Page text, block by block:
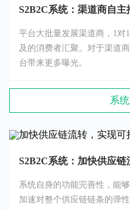
S2B2C系统：渠道商自
平台大批量发展渠道商，1对
及的消费者汇聚。对于渠道
台带来更多曝光。
系
S2B2C系统：加快供应
系统自身的功能完善性，能
加速对整个供应链链条的弹